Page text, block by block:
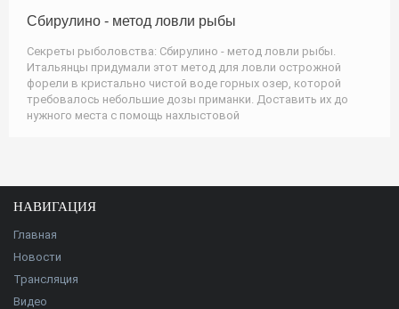
Сбирулино - метод ловли рыбы
Секреты рыболовства: Сбирулино - метод ловли рыбы.
Итальянцы придумали этот метод для ловли острожной
форели в кристально чистой воде горных озер, которой
требовалось небольшие дозы приманки. Доставить их до
нужного места с помощь нахлыстовой
НАВИГАЦИЯ
Главная
Новости
Трансляция
Видео